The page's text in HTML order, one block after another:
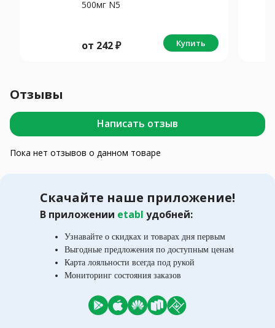
500мг N5
от 242₽ Купить
Отзывы
Написать отзыв
Пока нет отзывов о данном товаре
Скачайте наше приложение!
В приложении etabl удобней:
Узнавайте о скидках и товарах дня первым
Выгодные предложения по доступным ценам
Карта лояльности всегда под рукой
Мониторинг состояния заказов